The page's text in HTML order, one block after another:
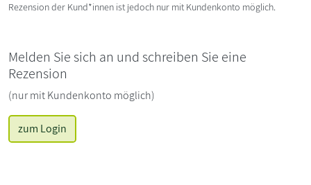
Rezension der Kund*innen ist jedoch nur mit Kundenkonto möglich.
Melden Sie sich an und schreiben Sie eine
Rezension
(nur mit Kundenkonto möglich)
zum Login